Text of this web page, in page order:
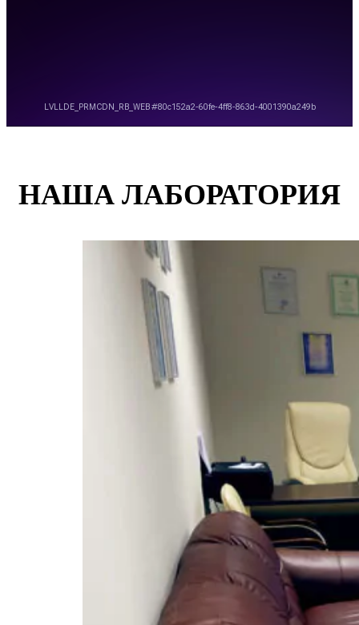
НАША ЛАБОРАТОРИЯ